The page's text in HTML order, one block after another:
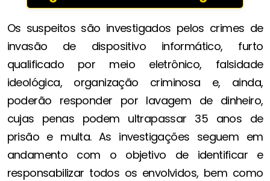
Os suspeitos são investigados pelos crimes de
invasão de dispositivo informático, furto
qualificado por meio eletrônico, falsidade
ideológica, organização criminosa e, ainda,
poderão responder por lavagem de dinheiro,
cujas penas podem ultrapassar 35 anos de
prisão e multa. As investigações seguem em
andamento com o objetivo de identificar e
responsabilizar todos os envolvidos, bem como